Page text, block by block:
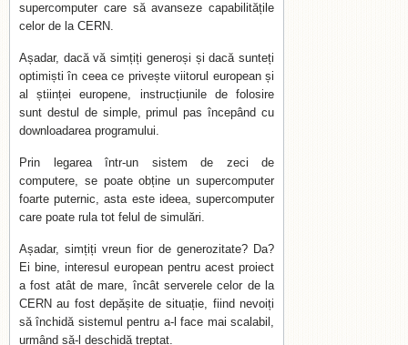
supercomputer care să avanseze capabilitățile
celor de la CERN.
Așadar, dacă vă simțiți generoși și dacă sunteți
optimiști în ceea ce privește viitorul european și
al științei europene, instrucțiunile de folosire
sunt destul de simple, primul pas începând cu
downloadarea programului.
Prin legarea într-un sistem de zeci de
computere, se poate obține un supercomputer
foarte puternic, asta este ideea, supercomputer
care poate rula tot felul de simulări.
Așadar, simțiți vreun fior de generozitate? Da?
Ei bine, interesul european pentru acest proiect
a fost atât de mare, încât serverele celor de la
CERN au fost depășite de situație, fiind nevoiți
să închidă sistemul pentru a-l face mai scalabil,
urmând să-l deschidă treptat.